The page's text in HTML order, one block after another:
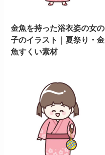
金魚を持った浴衣姿の女の
子のイラスト｜夏祭り・金
魚すくい素材